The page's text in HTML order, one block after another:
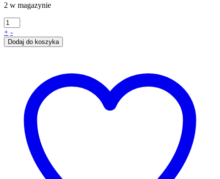
2 w magazynie
+ -
Dodaj do koszyka